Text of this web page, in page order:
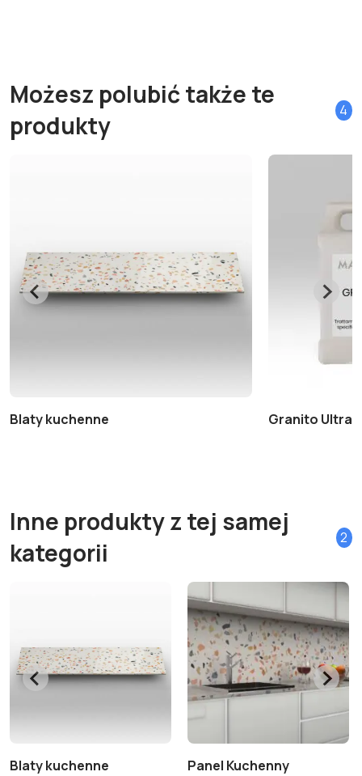
Możesz polubić także te
produkty
4
Blaty kuchenne Granito
Inne produkty z tej samej
kategorii
2
Blaty kuchenne Panel Kuchenny